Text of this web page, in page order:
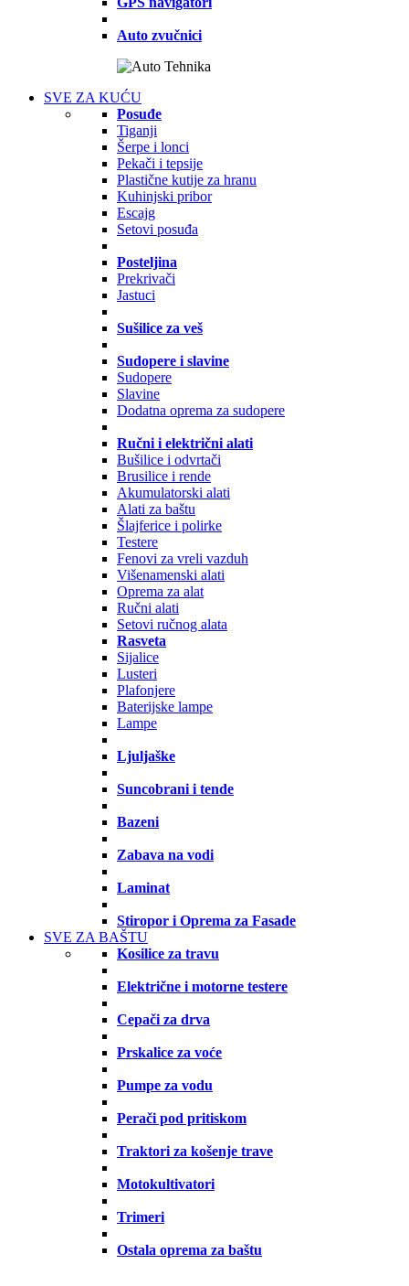
Auto zvučnici
SVE ZA KUĆU
Posuđe
Tiganji
Šerpe i lonci
Pekači i tepsije
Plastične kutije za hranu
Kuhinjski pribor
Escajg
Setovi posuđa
Posteljina
Prekrivači
Jastuci
Sušilice za veš
Sudopere i slavine
Sudopere
Slavine
Dodatna oprema za sudopere
Ručni i električni alati
Bušilice i odvrtači
Brusilice i rende
Akumulatorski alati
Alati za baštu
Šlajferice i polirke
Testere
Fenovi za vreli vazduh
Višenamenski alati
Oprema za alat
Ručni alati
Setovi ručnog alata
Rasveta
Sijalice
Lusteri
Plafonjere
Baterijske lampe
Lampe
Ljuljaške
Suncobrani i tende
Bazeni
Zabava na vodi
Laminat
Stiropor i Oprema za Fasade
SVE ZA BAŠTU
Kosilice za travu
Električne i motorne testere
Cepači za drva
Prskalice za voće
Pumpe za vodu
Perači pod pritiskom
Traktori za košenje trave
Motokultivatori
Trimeri
Ostala oprema za baštu